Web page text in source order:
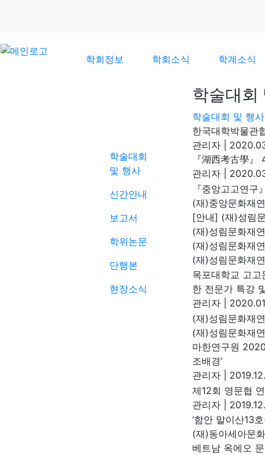
학회정보 학회소식 학계소식
학술대회
및 행사
신간안내
보고서
학위논문
단행본
현장소식
학술대회
학술대회 및 행사
한국대학박물관
관리자
『湖西考古學
관리자
『중앙고고연
(재)중앙문화재
[안내] (재)성림
(재)성림문화재
(재)성림문화재
(재)성림문화재
목포대학교 고고
한 전문가 특강
관리자
(재)성림문화재
(재)성림문화재
마한연구원
조배경'
관리자
제12회 영문협
관리자
‘함안 말이산13
(재)동아세아문
베트남 옥에오